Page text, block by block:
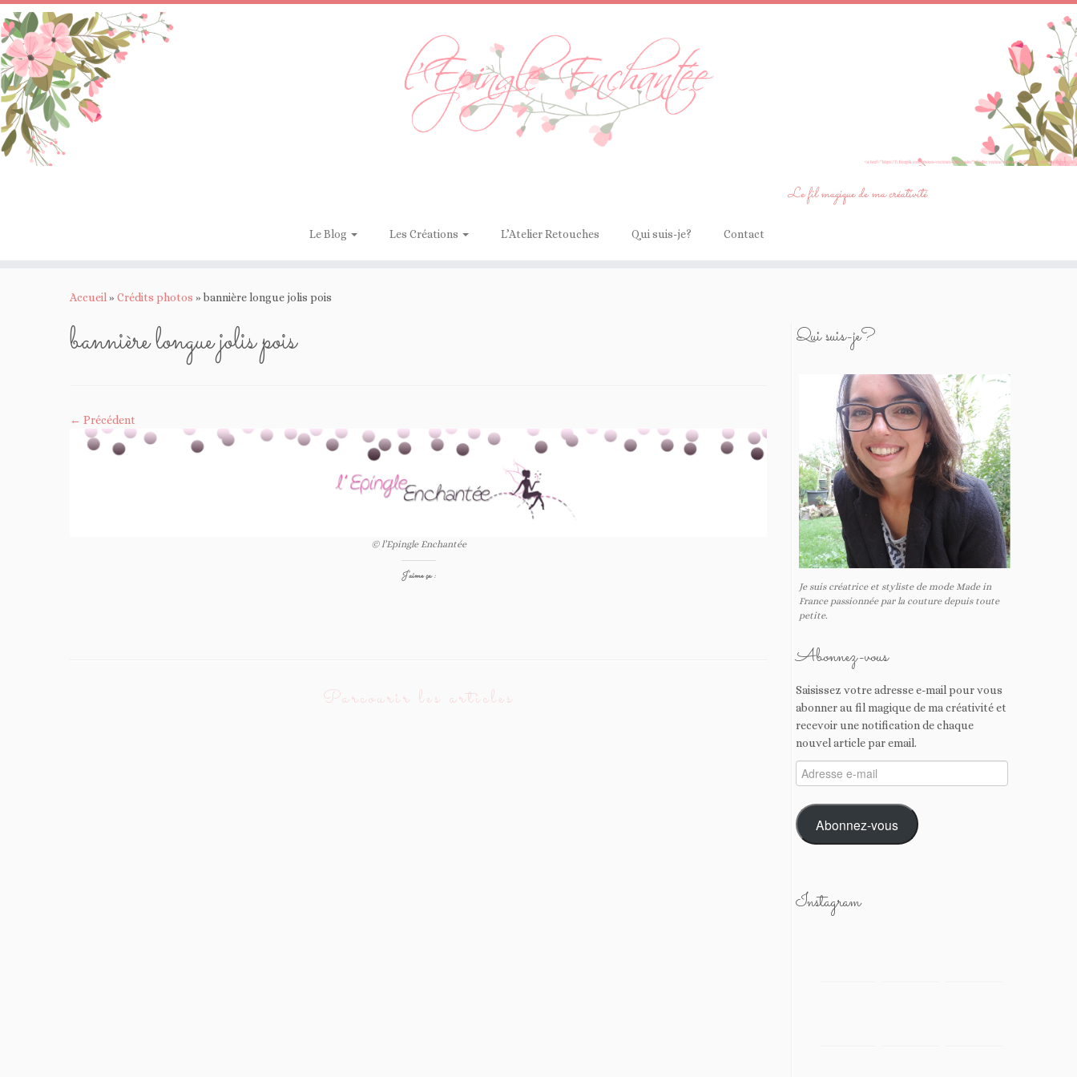
Passer
au
contenu
Le fil magique de ma créativité
Le Blog Les Créations L’Atelier Retouches Qui suis-je? Contact
Accueil » Crédits photos » bannière longue jolis pois
bannière longue jolis pois
← Précédent
© l’Epingle Enchantée
J’aime ça :
Parcourir les articles
Qui suis-je?
Je suis créatrice et styliste de mode Made in
France passionnée par la couture depuis toute
petite.
Abonnez-vous
Saisissez votre adresse e-mail pour vous
abonner au fil magique de ma créativité et
recevoir une notification de chaque
nouvel article par email.
Adresse
e-
mail
Abonnez-vous
Instagram